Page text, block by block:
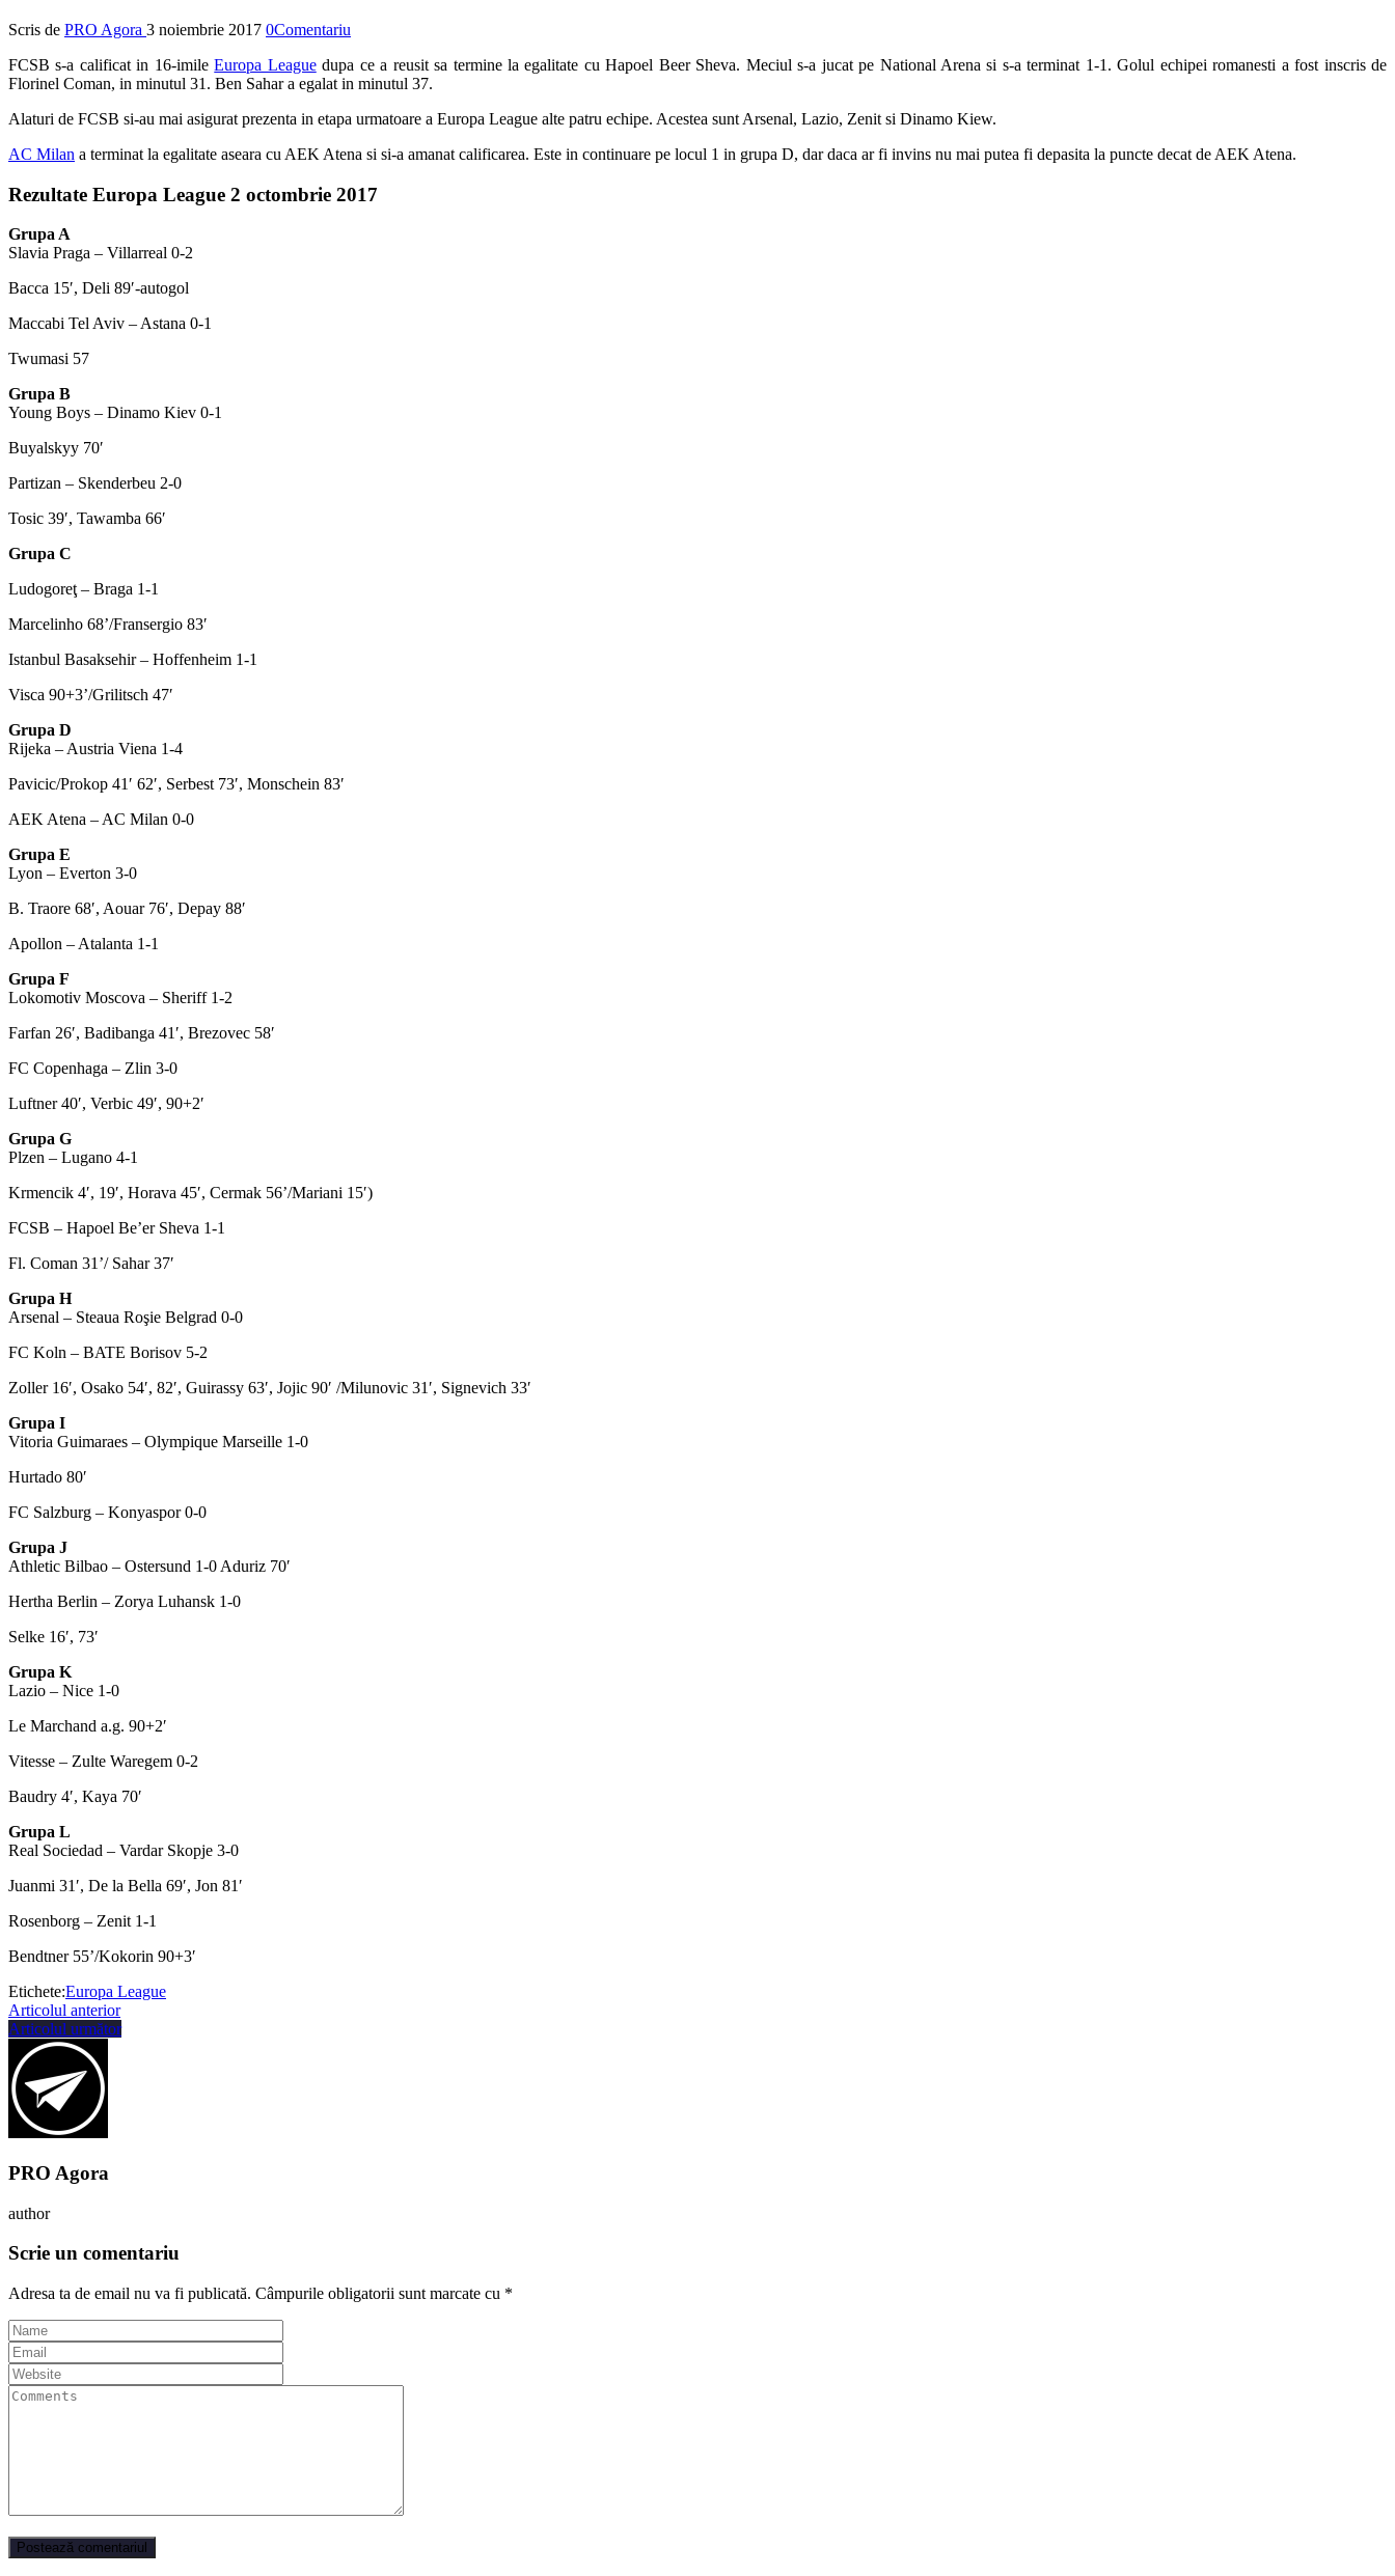
Scris de PRO Agora 3 noiembrie 2017 0Comentariu
FCSB s-a calificat in 16-imileEuropa Leaguedupa ce a reusit sa termine la egalitate cu Hapoel Beer Sheva. Meciul s-a jucat pe National Arena si s-a terminat 1-1. Golul echipei romanesti a fost inscris de
Florinel Coman, in minutul 31. Ben Sahar a egalat in minutul 37.
Alaturi de FCSB si-au mai asigurat prezenta in etapa urmatoare a Europa League alte patru echipe. Acestea sunt Arsenal, Lazio, Zenit si Dinamo Kiew.
AC Milan a terminat la egalitate aseara cu AEK Atena si si-a amanat calificarea. Este in continuare pe locul 1 in grupa D, dar daca ar fi invins nu mai putea fi depasita la puncte decat de AEK Atena.
Rezultate Europa League 2 octombrie 2017
Grupa A
Slavia Praga – Villarreal 0-2
Bacca 15′, Deli 89′-autogol
Maccabi Tel Aviv – Astana 0-1
Twumasi 57
Grupa B
Young Boys – Dinamo Kiev 0-1
Buyalskyy 70′
Partizan – Skenderbeu 2-0
Tosic 39′, Tawamba 66′
Grupa C
Ludogoreţ – Braga 1-1
Marcelinho 68’/Fransergio 83′
Istanbul Basaksehir – Hoffenheim 1-1
Visca 90+3’/Grilitsch 47′
Grupa D
Rijeka – Austria Viena 1-4
Pavicic/Prokop 41′ 62′, Serbest 73′, Monschein 83′
AEK Atena – AC Milan 0-0
Grupa E
Lyon – Everton 3-0
B. Traore 68′, Aouar 76′, Depay 88′
Apollon – Atalanta 1-1
Grupa F
Lokomotiv Moscova – Sheriff 1-2
Farfan 26′, Badibanga 41′, Brezovec 58′
FC Copenhaga – Zlin 3-0
Luftner 40′, Verbic 49′, 90+2′
Grupa G
Plzen – Lugano 4-1
Krmencik 4′, 19′, Horava 45′, Cermak 56’/Mariani 15′)
FCSB – Hapoel Be’er Sheva 1-1
Fl. Coman 31’/ Sahar 37′
Grupa H
Arsenal – Steaua Roşie Belgrad 0-0
FC Koln – BATE Borisov 5-2
Zoller 16′, Osako 54′, 82′, Guirassy 63′, Jojic 90′ /Milunovic 31′, Signevich 33′
Grupa I
Vitoria Guimaraes – Olympique Marseille 1-0
Hurtado 80′
FC Salzburg – Konyaspor 0-0
Grupa J
Athletic Bilbao – Ostersund 1-0 Aduriz 70′
Hertha Berlin – Zorya Luhansk 1-0
Selke 16′, 73′
Grupa K
Lazio – Nice 1-0
Le Marchand a.g. 90+2′
Vitesse – Zulte Waregem 0-2
Baudry 4′, Kaya 70′
Grupa L
Real Sociedad – Vardar Skopje 3-0
Juanmi 31′, De la Bella 69′, Jon 81′
Rosenborg – Zenit 1-1
Bendtner 55’/Kokorin 90+3′
Etichete:Europa League
Articolul anterior
Articolul următor
PRO Agora
author
Scrie un comentariu
Adresa ta de email nu va fi publicată. Câmpurile obligatorii sunt marcate cu *